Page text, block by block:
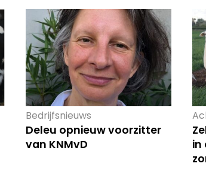
Bedrijfsnieuws
Deleu opnieuw voorzitter
van KNMvD
in